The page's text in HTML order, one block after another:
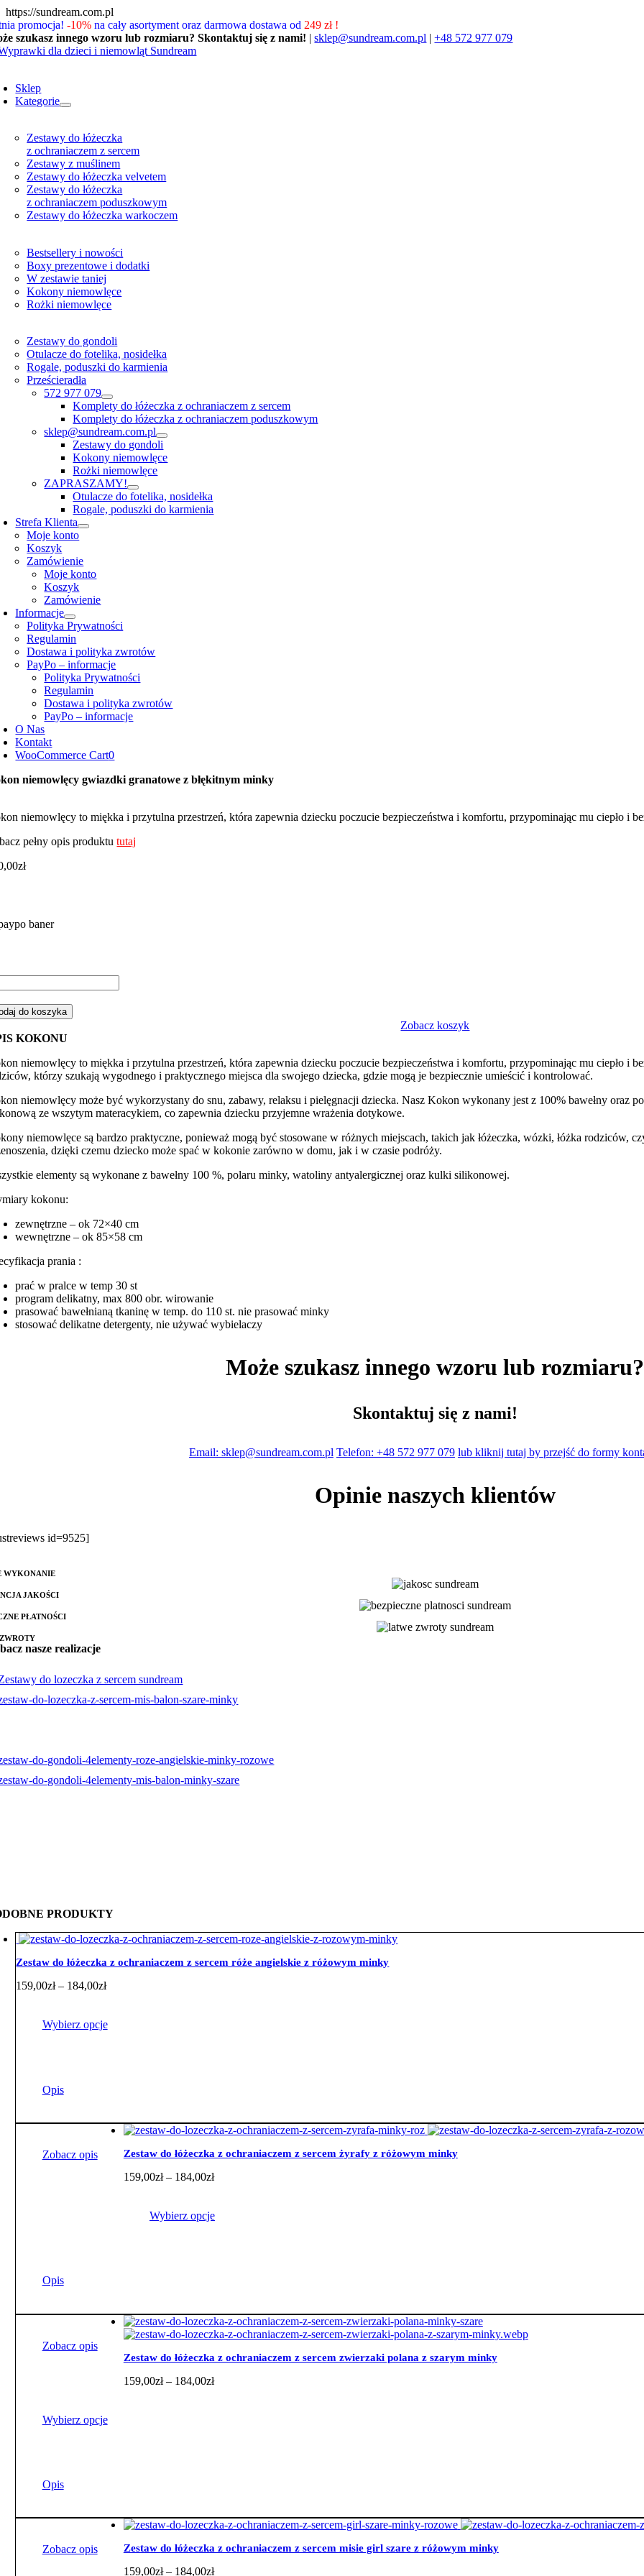
https://sundream.com.pl
to
content
promocja!-10% na cały asortyment oraz darmowa dostawa od 249 zł !
szukasz innego wzoru lub rozmiaru? Skontaktuj się z nami! |sklep@sundream.com.pl |+48 572 977 079
Sklep
Kategorie
Zestawy do łóżeczka
z ochraniaczem z sercem
Zestawy z muślinem
Zestawy do łóżeczka velvetem
Zestawy do łóżeczka
z ochraniaczem poduszkowym
Zestawy do łóżeczka warkoczem
Bestsellery i nowości
Boxy prezentowe i dodatki
W zestawie taniej
Kokony niemowlęce
Rożki niemowlęce
Zestawy do gondoli
Otulacze do fotelika, nosidełka
Rogale, poduszki do karmienia
Prześcieradła
572 977 079
Komplety do łóżeczka z ochraniaczem z sercem
Komplety do łóżeczka z ochraniaczem poduszkowym
sklep@sundream.com.pl
Zestawy do gondoli
Kokony niemowlęce
Rożki niemowlęce
ZAPRASZAMY!
Otulacze do fotelika, nosidełka
Rogale, poduszki do karmienia
Strefa Klienta
Moje konto
Koszyk
Zamówienie
Moje konto
Koszyk
Zamówienie
Informacje
Polityka Prywatności
Regulamin
Dostawa i polityka zwrotów
PayPo – informacje
Polityka Prywatności
Regulamin
Dostawa i polityka zwrotów
PayPo – informacje
O Nas
Kontakt
WooCommerce Cart0
niemowlęcy gwiazdki granatowe z błękitnym minky
niemowlęcy to miękka i przytulna przestrzeń, która zapewnia dziecku poczucie bezpieczeństwa i komfortu, przypominając mu ciepło i
pełny opis produktututaj
zł
do koszyka
Zobacz koszyk
KOKONU
niemowlęcy to miękka i przytulna przestrzeń, która zapewnia dziecku poczucie bezpieczeństwa i komfortu, przypominając mu ciepło i
którzy szukają wygodnego i praktycznego miejsca dla swojego dziecka, gdzie mogą je bezpiecznie umieścić i kontrolować.
niemowlęcy może być wykorzystany do snu, zabawy, relaksu i pielęgnacji dziecka. Nasz Kokon wykonany jest z 100% bawełny oraz
ze wszytym materacykiem, co zapewnia dziecku przyjemne wrażenia dotykowe.
niemowlęce są bardzo praktyczne, ponieważ mogą być stosowane w różnych miejscach, takich jak łóżeczka, wózki, łóżka rodziców,
dzięki czemu dziecko może spać w kokonie zarówno w domu, jak i w czasie podróży.
elementy są wykonane z bawełny 100 %, polaru minky, watoliny antyalergicznej oraz kulki silikonowej.
kokonu:
zewnętrzne – ok 72×40 cm
wewnętrzne – ok 85×58 cm
prania :
prać w pralce w temp 30 st
program delikatny, max 800 obr. wirowanie
prasować bawełnianą tkaninę w temp. do 110 st. nie prasować minky
stosować delikatne detergenty, nie używać wybielaczy
Może szukasz innego wzoru lub rozmiaru?
Skontaktuj się z nami!
Email: sklep@sundream.com.pl Telefon: +48 572 977 079 lub kliknij tutaj by przejść do formy
Opinie naszych klientów
id=9525]
WYKONANIE
JAKOŚCI
PŁATNOŚCI
nasze realizacje
PRODUKTY
Zestaw do łóżeczka z ochraniaczem z sercem róże angielskie z różowym minky
159,00zł – 184,00złZakres
159,00zł
Wybierz opcje
Opcje
wybrać
Opis
Zobacz opis Zestaw do łóżeczka z ochraniaczem z sercem żyrafy z różowym minky
159,00zł – 184,00złZakres
159,00zł
Wybierz opcje
Opcje
wybrać
Opis
Zobacz opis
Zestaw do łóżeczka z ochraniaczem z sercem zwierzaki polana z szarym minky
159,00zł – 184,00złZakres
Wybierz opcje
Opcje
wybrać
Opis
Zobacz opis Zestaw do łóżeczka z ochraniaczem z sercem misie girl szare z różowym minky
159,00zł – 184,00złZakres